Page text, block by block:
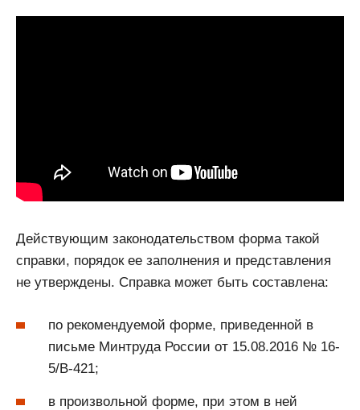
Действующим законодательством форма такой
справки, порядок ее заполнения и представления
не утверждены. Справка может быть составлена:
по рекомендуемой форме, приведенной в
письме Минтруда России от 15.08.2016 № 16-
5/В-421;
в произвольной форме, при этом в ней